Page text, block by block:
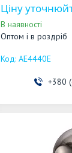
Ціну
В наявності
Оптом і в роздріб
AE4440E
+380